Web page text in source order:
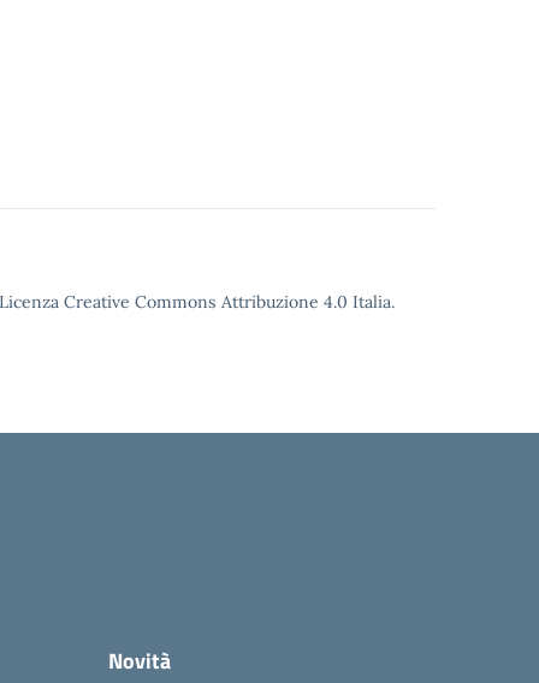
Creative Commons Attribuzione 4.0 Italia.
Novità